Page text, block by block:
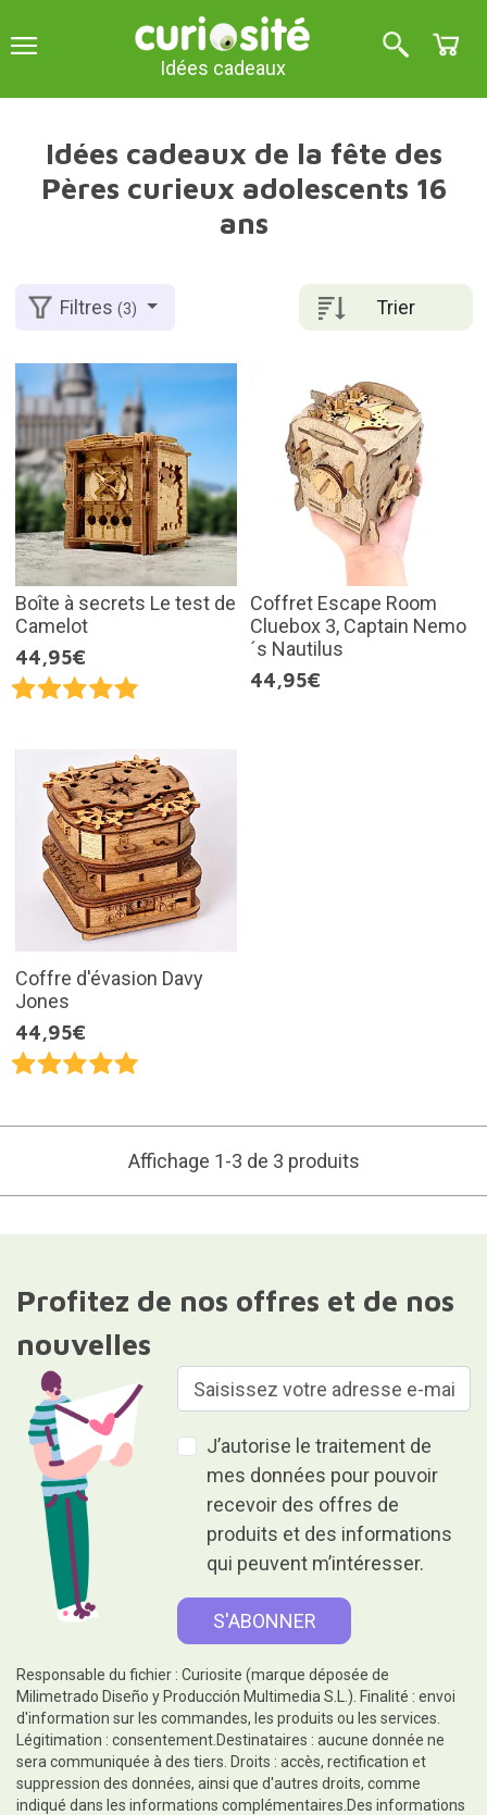
Idées cadeaux
Idées cadeaux de la fête des
Pères curieux adolescents 16
ans
Trier
Filtres(3)
Boîte à secrets Le test de
Camelot
44,95€
Coffret Escape Room
Cluebox 3, Captain Nemo
´s Nautilus
44,95€
Coffre d'évasion Davy
Jones
44,95€
Affichage 1-3 de 3 produits
Profitez de nos offres et de nos
nouvelles
J’autorise le traitement de
mes données pour pouvoir
recevoir des offres de
produits et des informations
qui peuvent m’intéresser.
Responsable du fichier : Curiosite (marque déposée de
Milimetrado Diseño y Producción Multimedia S.L.). Finalité : envoi
d'information sur les commandes, les produits ou les services.
Légitimation : consentement.Destinataires : aucune donnée ne
sera communiquée à des tiers. Droits : accès, rectification et
suppression des données, ainsi que d'autres droits, comme
indiqué dans les informations complémentaires.Des informations